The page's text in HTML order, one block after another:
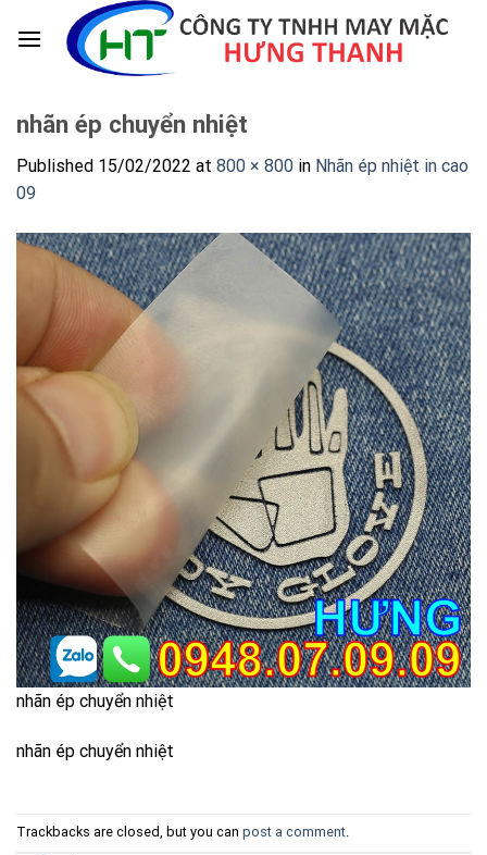
nhãn ép chuyển nhiệt
Published 15/02/2022 at 800 × 800 in Nhãn ép nhiệt in cao
09
nhãn ép chuyển nhiệt
nhãn ép chuyển nhiệt
Trackbacks are closed, but you can post a comment.